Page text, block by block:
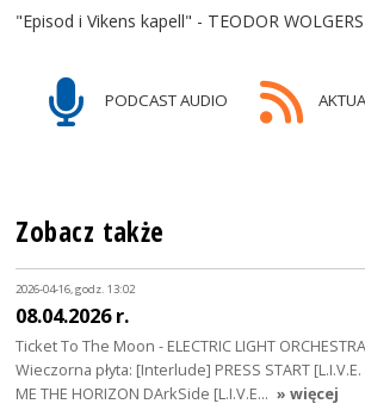
"Episod i Vikens kapell" - TEODOR WOLGERS
PODCAST AUDIO
Zobacz także
2026-04-16, godz. 13:02
08.04.2026 r.
Ticket To The Moon - ELECTRIC LIGHT
Wieczorna płyta: [Interlude] PRESS START
ME THE HORIZON DArkSide [L.I.V.E… » więcej